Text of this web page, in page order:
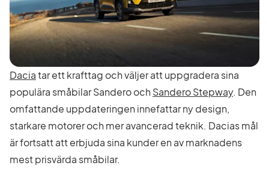
Daciatar ett krafttag och väljer att uppgradera sina
populära småbilar Sandero och Sandero Stepway. Den
omfattande uppdateringen innefattar ny design,
starkare motorer och mer avancerad teknik. Dacias mål
är fortsatt att erbjuda sina kunder en av marknadens
mest prisvärda småbilar.